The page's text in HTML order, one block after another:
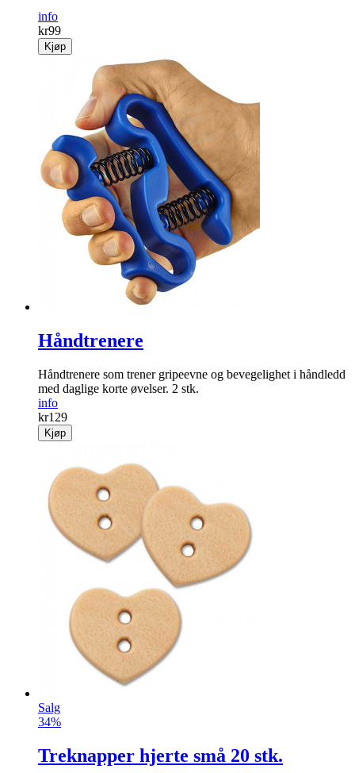
info
kr99
Kjøp
Håndtrenere
Håndtrenere som trener gripeevne og bevegelighet i håndledd
med daglige korte øvelser. 2 stk.
info
kr129
Kjøp
Salg
34%
Treknapper hjerte små 20 stk.